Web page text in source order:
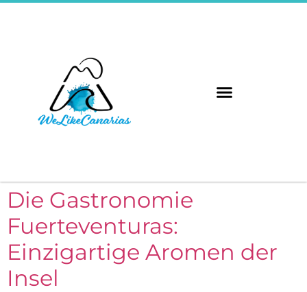
Die Gastronomie
Fuerteventuras:
Einzigartige Aromen der
Insel